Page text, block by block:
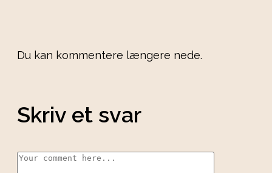
Du kan kommentere længere nede.
Skriv et svar